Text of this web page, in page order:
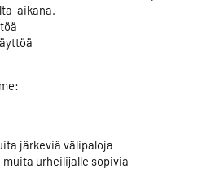
aikana.
järkeviä välipaloja
urheilijalle sopivia